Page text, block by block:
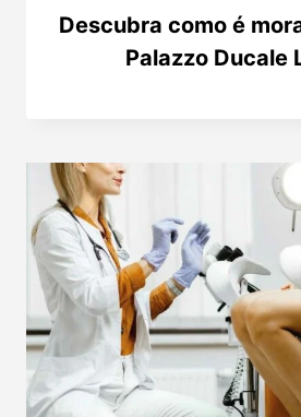
Descubra como é
Palazzo Ducale